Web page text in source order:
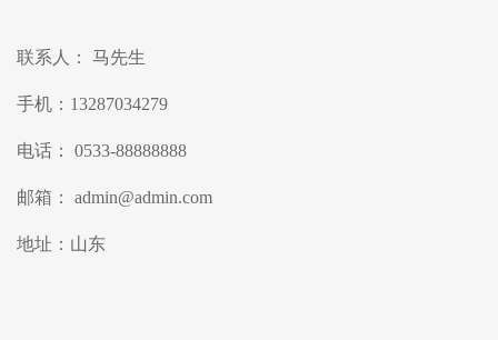
联系人： 马先生
手机：13287034279
电话： 0533-88888888
邮箱： admin@admin.com
地址：山东